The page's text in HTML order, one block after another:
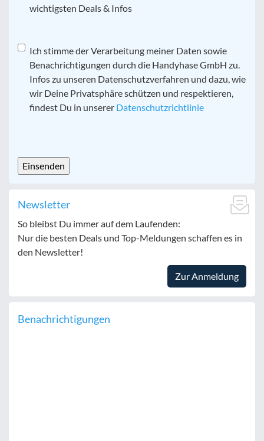
wichtigsten Deals & Infos
Datenschutz*
Ich stimme der Verarbeitung meiner Daten sowie
Benachrichtigungen durch die Handyhase GmbH zu.
Infos zu unseren Datenschutzverfahren und dazu, wie
wir Deine Privatsphäre schützen und respektieren,
findest Du in unserer Datenschutzrichtlinie
Newsletter
So bleibst Du immer auf dem Laufenden:
Nur die besten Deals und Top-Meldungen schaffen es in
den Newsletter!
Zur Anmeldung
Benachrichtigungen